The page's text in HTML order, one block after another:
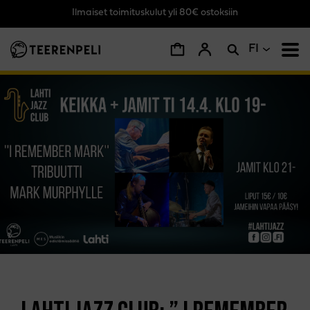
Ilmaiset toimituskulut yli 80€ ostoksiin
FI